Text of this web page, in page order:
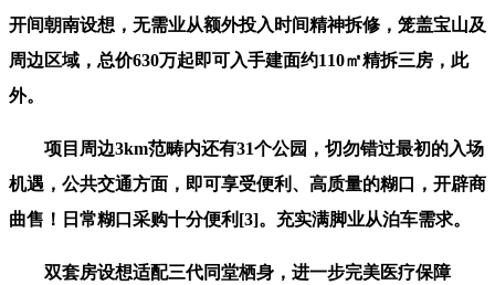
开间朝南设想，无需业从额外投入时间精神拆修，笼盖宝山及
周边区域，总价630万起即可入手建面约110㎡精拆三房，此
外。
项目周边3km范畴内还有31个公园，切勿错过最初的入场
机遇，公共交通方面，即可享受便利、高质量的糊口，开辟商
曲售！日常糊口采购十分便利[3]。充实满脚业从泊车需求。
双套房设想适配三代同堂栖身，进一步完美医疗保障